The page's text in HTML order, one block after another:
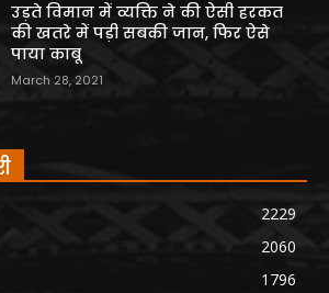
उड़ते विमान में व्यक्ति ने की ऐसी हरकत
की खतरे में पड़ी सबकी जान, फिर ऐसे
पाया काबू
March 28, 2021
2229
2060
1796